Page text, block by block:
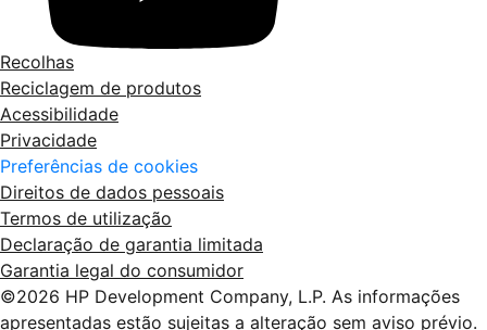
Recolhas
Reciclagem de produtos
Acessibilidade
Privacidade
Preferências de cookies
Direitos de dados pessoais
Termos de utilização
Declaração de garantia limitada
Garantia legal do consumidor
©2026 HP Development Company, L.P. As informações
apresentadas estão sujeitas a alteração sem aviso prévio.